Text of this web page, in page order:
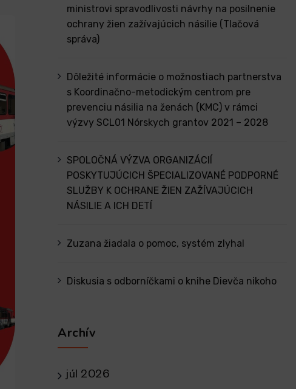
ministrovi spravodlivosti návrhy na posilnenie
ochrany žien zažívajúcich násilie (Tlačová
správa)
Dôležité informácie o možnostiach partnerstva
s Koordinačno-metodickým centrom pre
prevenciu násilia na ženách (KMC) v rámci
výzvy SCL01 Nórskych grantov 2021 – 2028
SPOLOČNÁ VÝZVA ORGANIZÁCIÍ
POSKYTUJÚCICH ŠPECIALIZOVANÉ PODPORNÉ
SLUŽBY K OCHRANE ŽIEN ZAŽÍVAJÚCICH
NÁSILIE A ICH DETÍ
Zuzana žiadala o pomoc, systém zlyhal
Diskusia s odborníčkami o knihe Dievča nikoho
Archív
júl 2026